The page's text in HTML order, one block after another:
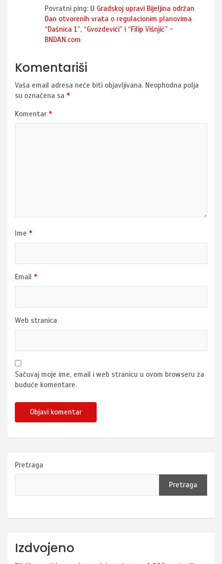
Povratni ping: U Gradskoj upravi Bijeljina održan
Dan otvorenih vrata o regulacionim planovima
“Dašnica 1”, “Gvozdevići” i “Filip Višnjić” -
BNDAN.com
Komentariši
Vaša email adresa neće biti objavljivana. Neophodna polja
su označena sa *
Komentar *
Ime *
Email *
Web stranica
Sačuvaj moje ime, email i web stranicu u ovom browseru za
buduće komentare.
Pretraga
Pretraga
Izdvojeno